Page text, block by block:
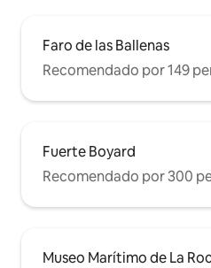
Faro de las Ballenas
Recomendado por 149
Fuerte Boyard
Recomendado por 300
Museo Marítimo de La